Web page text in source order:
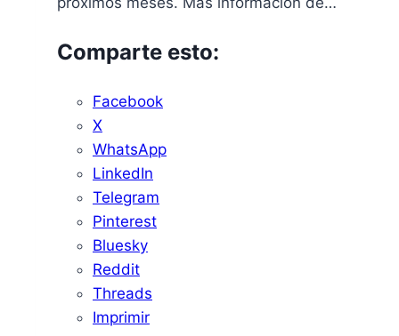
Comparte esto:
Facebook
X
WhatsApp
LinkedIn
Telegram
Pinterest
Bluesky
Reddit
Threads
Imprimir